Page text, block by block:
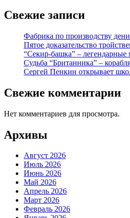
Свежие записи
Фабрика по производству
Пятое доказательство
“Секир-башка” – легендарные
Судьба “Британника” –
Сергей Пенкин открывает
Свежие комментарии
Нет комментариев для просмотра.
Архивы
Август 2026
Июль 2026
Июнь 2026
Май 2026
Апрель 2026
Март 2026
Февраль 2026